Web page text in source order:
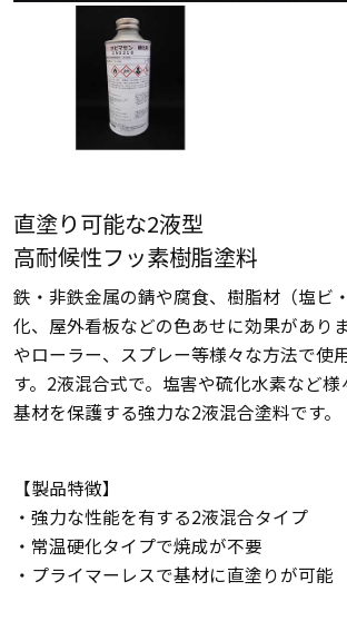
直塗り可能な2液型
高耐候性フッ素樹脂塗料
鉄・非鉄金属の錆や腐食、樹脂材（塩ビ
化、屋外看板などの色あせに効果があり
やローラー、スプレー等様々な方法で使
す。2液混合式で。塩害や硫化水素など
基材を保護する強力な2液混合塗料です。
【製品特徴】
・強力な性能を有する2液混合タイプ
・常温硬化タイプで焼成が不要
・プライマーレスで基材に直塗りが可能